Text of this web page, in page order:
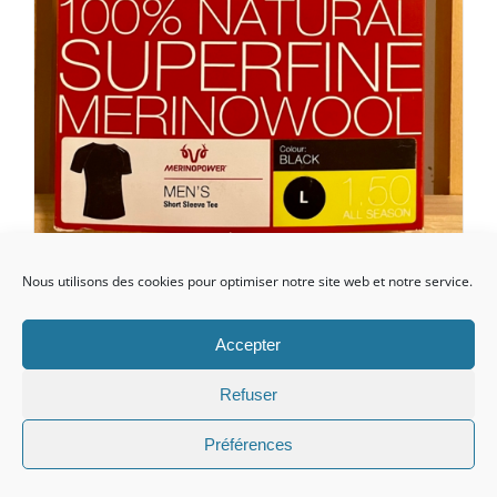
Nous utilisons des cookies pour optimiser notre site web et notre service.
Accepter
Refuser
Préférences
SOUS VETEMENT MÉRINOS
homme xxl bleu
CHF85.00 Le
était :
CHF59.00Le
prix
actuel
est :
Détails